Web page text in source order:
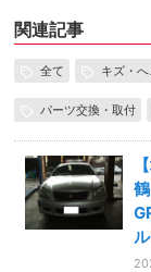
関連記事
全て キズ・
パーツ交換・取付